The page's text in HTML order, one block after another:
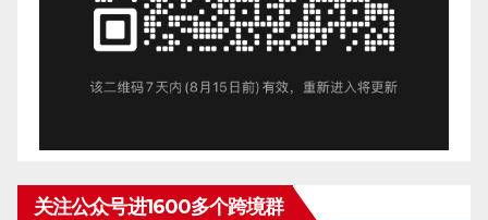
关注公众号进1600多个跨境群